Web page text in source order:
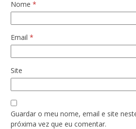
Nome*
Email*
Site
Guardar o meu nome, email e site
próxima vez que eu comentar.